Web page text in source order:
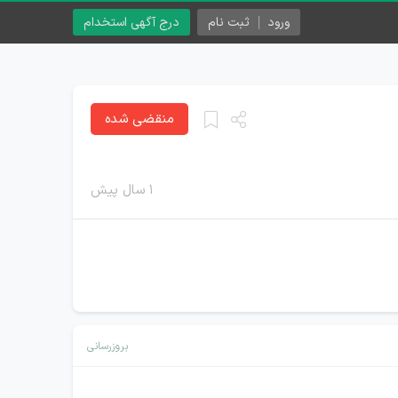
درج آگهی استخدام ورود ثبت نام
۱ سال پیش
منقضی شده
بروزرسانی